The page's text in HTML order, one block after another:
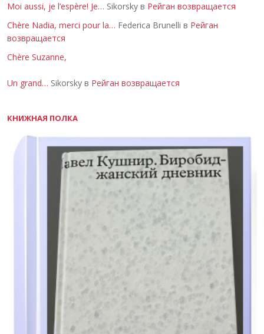
Moi aussi, je l’espère! Je… Sikorsky в Рейган возвращается
Chère Nadia, merci pour la… Federica Brunelli в Рейган
возвращается
Chère Suzanne,
Un grand… Sikorsky в Рейган возвращается
КНИЖНАЯ ПОЛКА